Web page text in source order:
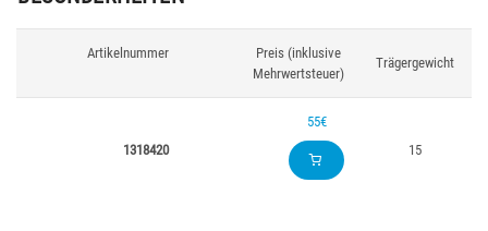
Artikelnummer
Preis (inklusive
Mehrwertsteuer)
Trägergewicht
1318420
55€
15